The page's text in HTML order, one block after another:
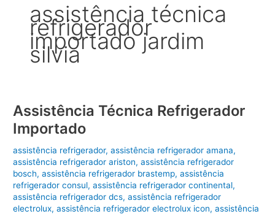
assistência técnica
refrigerador
importado jardim
silvia
Assistência Técnica Refrigerador
Importado
assistência refrigerador,assistência refrigerador amana,
assistência refrigerador ariston,assistência refrigerador
bosch,assistência refrigerador brastemp,assistência
refrigerador consul,assistência refrigerador continental,
assistência refrigerador dcs,assistência refrigerador
electrolux,assistência refrigerador electrolux icon,assistência